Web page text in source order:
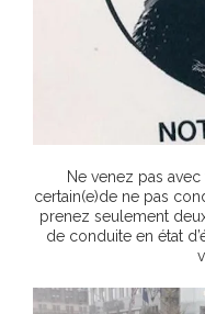
Ne venez pas
certain(e)de ne pas
prenez seulement
de conduite en état